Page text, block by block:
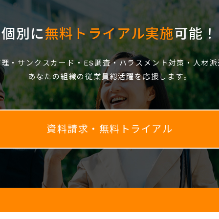
個別に無料トライアル実施可能！
・サンクスカード・ES調査・ハラスメント対策・人材
あなたの組織の従業員総活躍を応援します。
資料請求・無料トライアル